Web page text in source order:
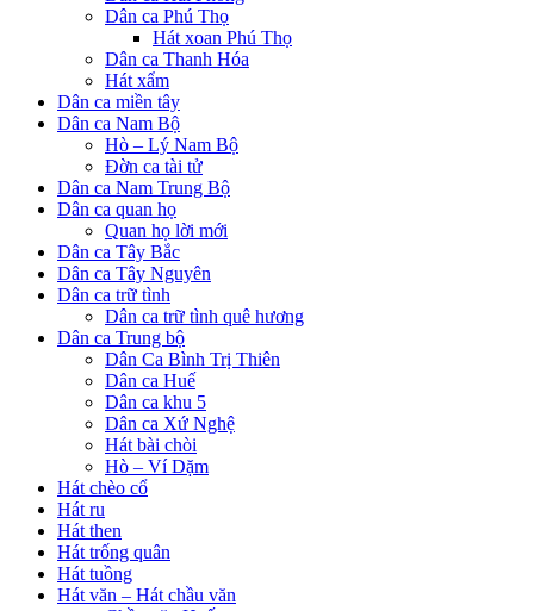
Dân ca Phú Thọ
Hát xoan Phú Thọ
Dân ca Thanh Hóa
Hát xẩm
Dân ca miền tây
Dân ca Nam Bộ
Hò – Lý Nam Bộ
Đờn ca tài tử
Dân ca Nam Trung Bộ
Dân ca quan họ
Quan họ lời mới
Dân ca Tây Bắc
Dân ca Tây Nguyên
Dân ca trữ tình
Dân ca trữ tình quê hương
Dân ca Trung bộ
Dân Ca Bình Trị Thiên
Dân ca Huế
Dân ca khu 5
Dân ca Xứ Nghệ
Hát bài chòi
Hò – Ví Dặm
Hát chèo cổ
Hát ru
Hát then
Hát trống quân
Hát tuồng
Hát văn – Hát chầu văn